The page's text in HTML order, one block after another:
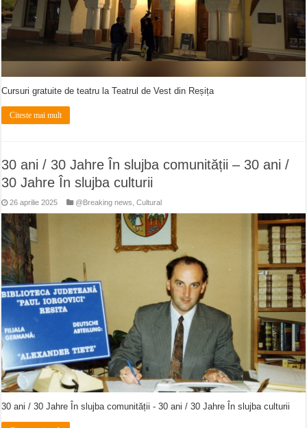
Cursuri gratuite de teatru la Teatrul de Vest din Reșița
Citeste mai mult
30 ani / 30 Jahre În slujba comunității – 30 ani /
30 Jahre În slujba culturii
26 aprilie 2025 @Breaking news ,Cultural
30 ani / 30 Jahre În slujba comunității - 30 ani / 30 Jahre În slujba culturii